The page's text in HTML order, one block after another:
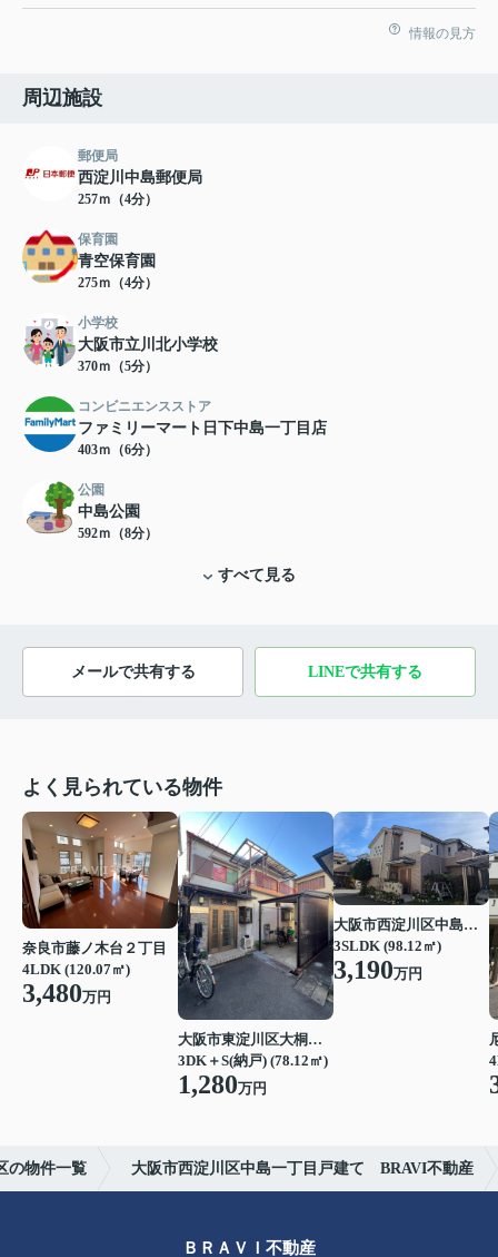
情報の見方
周辺施設
郵便局
西淀川中島郵便局
257ｍ（4分）
保育園
青空保育園
275ｍ（4分）
小学校
大阪市立川北小学校
370ｍ（5分）
コンビニエンスストア
ファミリーマート日下中島一丁目店
403ｍ（6分）
公園
中島公園
592ｍ（8分）
すべて見る
メールで共有する LINEで共有する
よく見られている物件
奈良市藤ノ木台２丁目
4LDK (120.07㎡)
3,480万円
大阪市東淀川区大桐５丁目
3DK＋S(納戸) (78.12㎡)
1,280万円
大阪市西淀川区中島１丁目
3SLDK (98.12㎡)
3,190万円
の物件一覧 大阪市西淀川区中島一丁目戸建て BRAVI不動産
ＢＲＡＶＩ不動産